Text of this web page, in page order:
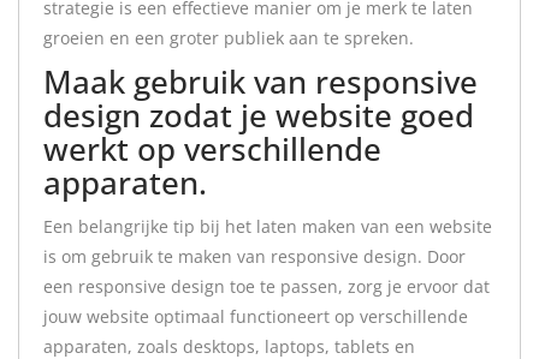
strategie is een effectieve manier om je merk te laten
groeien en een groter publiek aan te spreken.
Maak gebruik van responsive
design zodat je website goed
werkt op verschillende
apparaten.
Een belangrijke tip bij het laten maken van een website
is om gebruik te maken van responsive design. Door
een responsive design toe te passen, zorg je ervoor dat
jouw website optimaal functioneert op verschillende
apparaten, zoals desktops, laptops, tablets en